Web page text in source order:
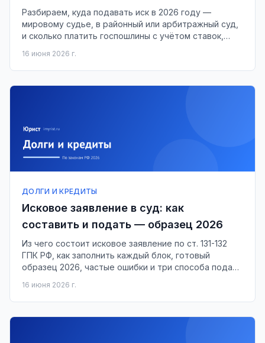
Разбираем, куда подавать иск в 2026 году —
мировому судье, в районный или арбитражный суд,
и сколько платить госпошлины с учётом ставок,
16 июня 2026 г.
ДОЛГИ И КРЕДИТЫ
Исковое заявление в суд: как
составить и подать — образец 2026
Из чего состоит исковое заявление по ст. 131-132
ГПК РФ, как заполнить каждый блок, готовый
образец 2026, частые ошибки и три способа подачи
16 июня 2026 г.